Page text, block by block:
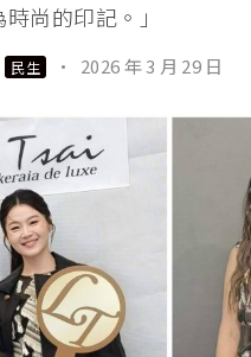
尚的印記。」
民生 · 2026 年 3 月 29 日